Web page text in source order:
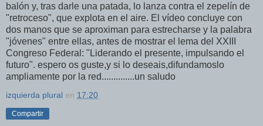
balón y, tras darle una patada, lo lanza contra el zepelín de
"retroceso", que explota en el aire. El vídeo concluye con
dos manos que se aproximan para estrecharse y la palabra
"jóvenes" entre ellas, antes de mostrar el lema del XXIII
Congreso Federal: "Liderando el presente, impulsando el
futuro". espero os guste,y si lo deseais,difundamoslo
ampliamente por la red..............un saludo
izquierda plural en 17:20
Compartir